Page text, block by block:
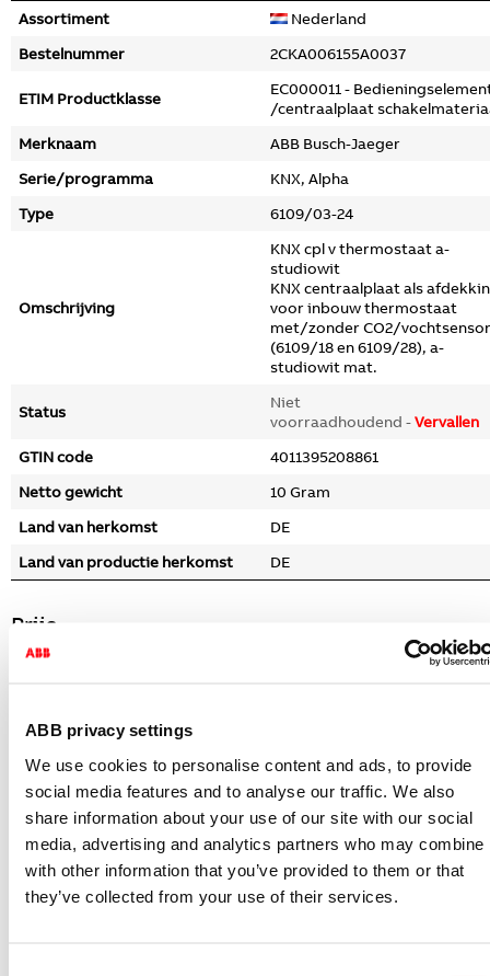
ABB privacy settings
We use cookies to personalise content and ads, to provide
social media features and to analyse our traffic. We also
share information about your use of our site with our social
media, advertising and analytics partners who may combine
with other information that you’ve provided to them or that
they’ve collected from your use of their services.
Assortiment
Nederland
Bestelnummer
2CKA006155A0037
ETIM Productklasse
EC000011 -
/centraalplaat
Merknaam
ABB Busch-Jaeger
Serie/programma
KNX, Alpha
Type
6109/03-24
Omschrijving
KNX cpl v thermostaat a-
studiowit
KNX centraalplaat als
voor inbouw thermostaat
met/zonder CO2/vochtsensor
(6109/18 en 6109/28), a-
studiowit mat.
Status
Niet
voorraadhoudend -Vervallen
GTIN code
4011395208861
Netto gewicht
10 Gram
Land van herkomst
DE
Land van productie herkomst
DE
Prijs
Bruto prijs
Conditiegroep
Logistieke gegevens
Artikelnummer beschrijft
Minimum afname
1 PC
Stapgrootte afname
1 PC